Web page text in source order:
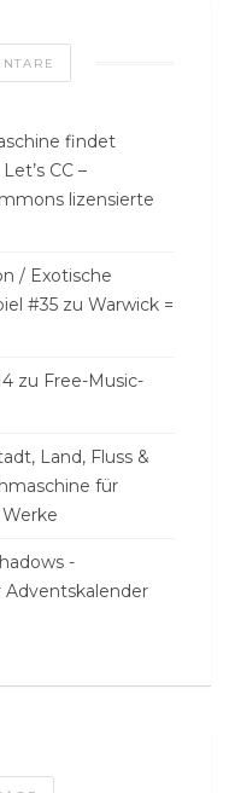
findet
Let’s CC –
lizensierte
/ Exotische
#35 zu Warwick =
zu Free-Music-
Land, Fluss &
für
-
Adventskalender